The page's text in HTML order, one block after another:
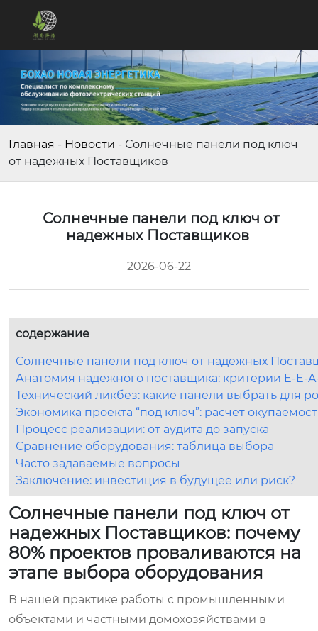
Главная - Новости - Солнечные панели под ключ
от надежных Поставщиков
Солнечные панели под ключ от
надежных Поставщиков
2026-06-22
содержание
Солнечные панели под ключ от надежных
Анатомия надежного поставщика: критерии E-E-
Технический ликбез: какие панели выбрать для
Экономика проекта “под ключ”: расчет
Процесс реализации: от аудита до запуска
Сравнение оборудования: таблица выбора
Часто задаваемые вопросы
Заключение: инвестиция в будущее или риск?
Солнечные панели под ключ от
надежных Поставщиков: почему
80% проектов проваливаются на
этапе выбора оборудования
В нашей практике работы с промышленными
объектами и частными домохозяйствами в